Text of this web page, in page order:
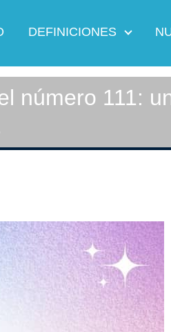
DEFINICIONES
número 111: